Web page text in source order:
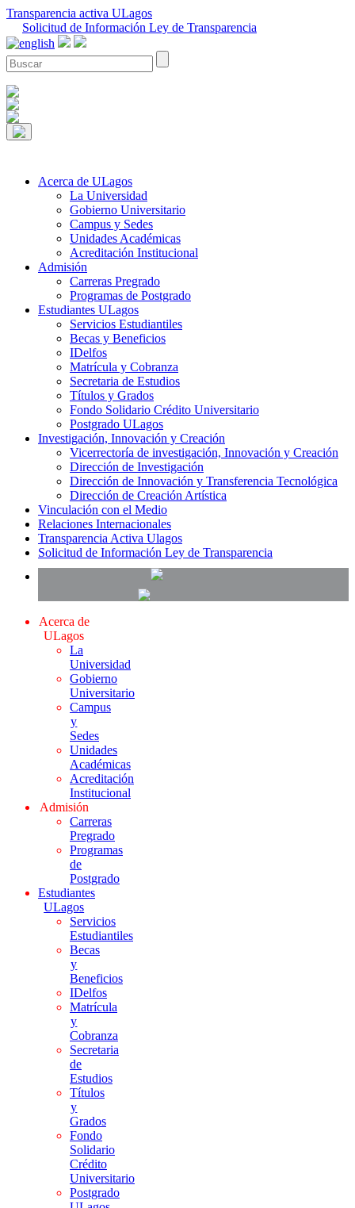
Transparencia activa ULagos
Solicitud de Información Ley de Transparencia
Acerca de ULagos
La Universidad
Gobierno Universitario
Campus y Sedes
Unidades Académicas
Acreditación Institucional
Admisión
Carreras Pregrado
Programas de Postgrado
Estudiantes ULagos
Servicios Estudiantiles
Becas y Beneficios
IDelfos
Matrícula y Cobranza
Secretaria de Estudios
Títulos y Grados
Fondo Solidario Crédito Universitario
Postgrado ULagos
Investigación, Innovación y Creación
Vicerrectoría de investigación, Innovación y Creación
Dirección de Investigación
Dirección de Innovación y Transferencia Tecnológica
Dirección de Creación Artística
Vinculación con el Medio
Relaciones Internacionales
Transparencia Activa Ulagos
Solicitud de Información Ley de Transparencia
Acerca de
ULagos
La
Universidad
Gobierno
Universitario
Campus
y
Sedes
Unidades
Académicas
Acreditación
Institucional
Admisión
Carreras
Pregrado
Programas
de
Postgrado
Estudiantes
ULagos
Servicios
Estudiantiles
Becas
y
Beneficios
IDelfos
Matrícula
y
Cobranza
Secretaria
de
Estudios
Títulos
y
Grados
Fondo
Solidario
Crédito
Universitario
Postgrado